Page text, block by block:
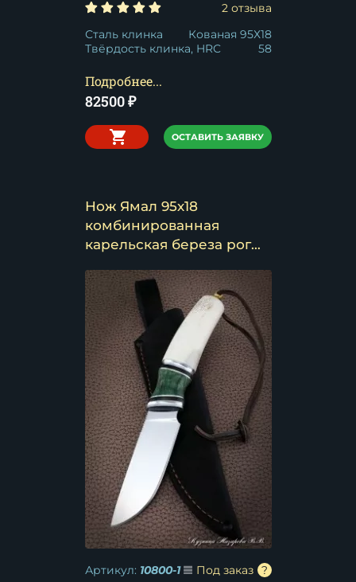
2 отзыва
Сталь клинка
Кованая 95Х18
Твёрдость клинка, HRC
58
Подробнее...
82500₽
ОСТАВИТЬ ЗАЯВКУ
Нож Ямал 95х18
комбинированная
карельская береза рог
Артикул: 10800-1 Под заказ